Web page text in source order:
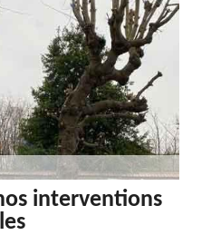
interventions